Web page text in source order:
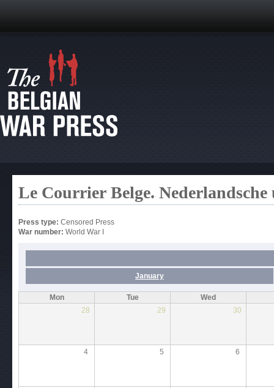
Le Courrier Belge. Nederlandsche
Press type: Censored Press
War number: World War I
January
Mon Tue
Wed
28
29 30
4 5 6